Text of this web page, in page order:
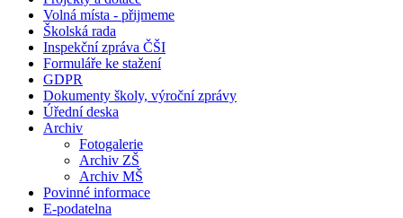
Volná místa - přijmeme
Školská rada
Inspekční zpráva ČŠI
Formuláře ke stažení
GDPR
Dokumenty školy, výroční zprávy
Úřední deska
Archiv
Fotogalerie
Archiv ZŠ
Archiv MŠ
Povinné informace
E-podatelna